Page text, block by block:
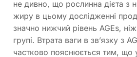
не дивно, що рослинна дієта з
жиру в цьому дослідженні
значно нижчий рівень AGEs,
групі. Втрата ваги в зв’язку з
частково пояснюється тим, що